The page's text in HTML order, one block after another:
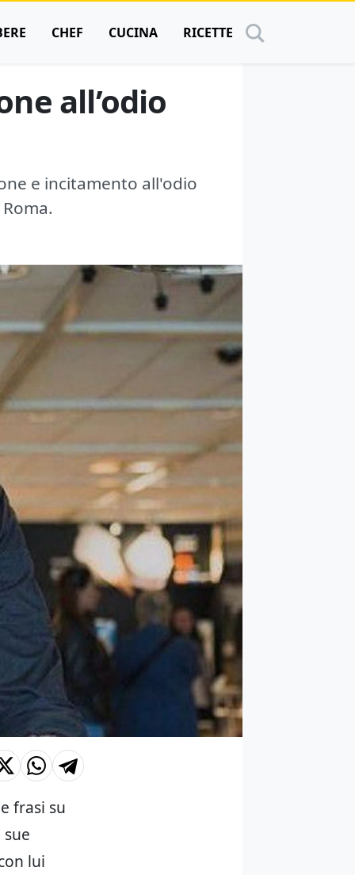
CHEF CUCINA RICETTE
all’odio
e incitamento all'odio
frasi su
lui